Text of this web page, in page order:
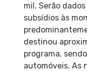
mil. Serão
subsídios às
destinou
programa,
automóveis. As